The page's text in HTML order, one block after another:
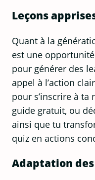
Leçons
Quant à la
est une
pour générer des
appel à l’action
pour s’inscrire à ta
guide gratuit, ou
ainsi que tu
quiz en actions
Adaptation